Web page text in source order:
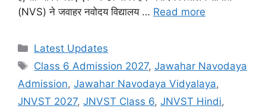
(NVS) ने जवाहर नवोदय विद्यालय … Read more
Categories
Latest Updates
Tags
Class 6 Admission 2027,Jawahar Navodaya
Admission, Jawahar Navodaya Vidyalaya,
JNVST 2027, JNVST Class 6, JNVST Hindi,